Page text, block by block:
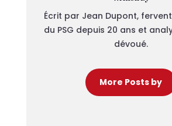
Écrit par Jean Dupont,
du PSG depuis 20 ans et
dévoué.
More Posts by